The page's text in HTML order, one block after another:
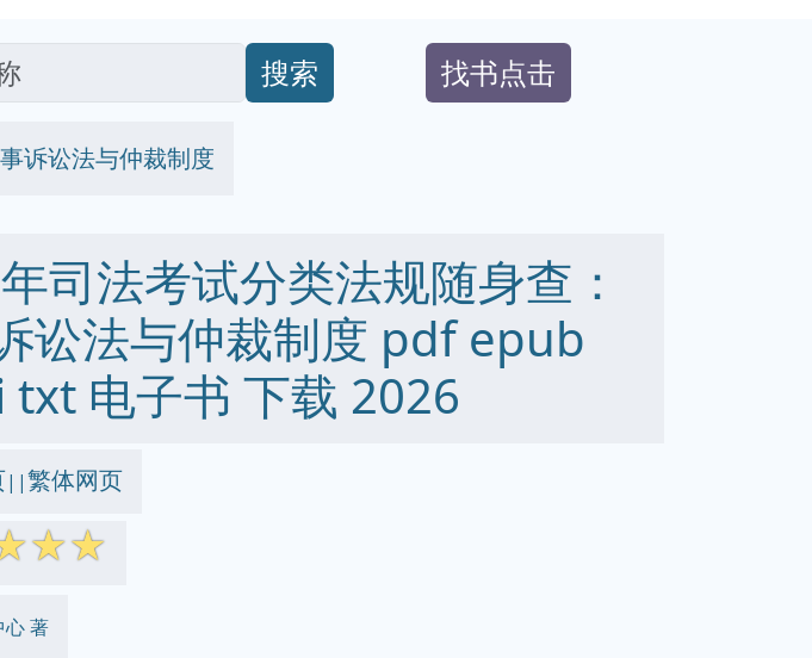
搜索 找书点击
诉讼法与仲裁制度
司法考试分类法规随身查：
讼法与仲裁制度 pdf epub
电子书 下载 2026
||繁体网页
☆☆
心 著